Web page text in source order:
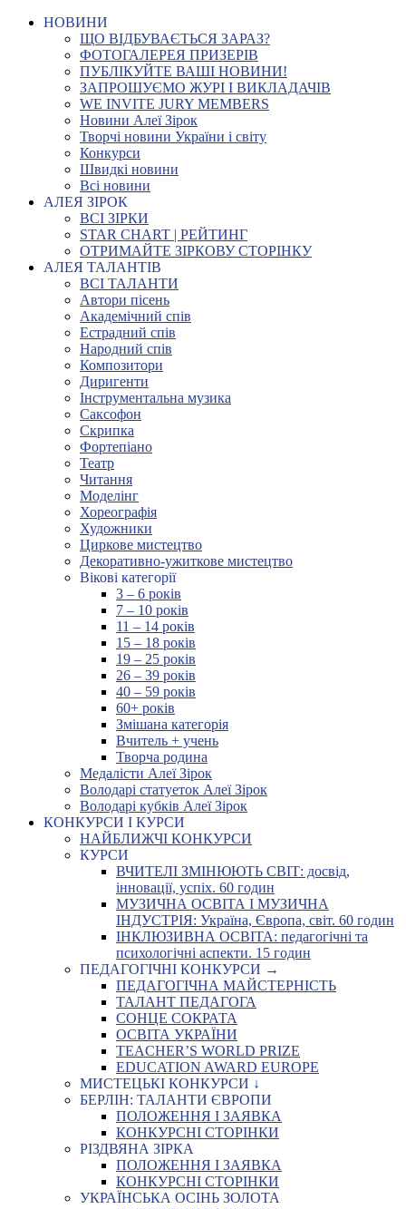
НОВИНИ
ЩО ВІДБУВАЄТЬСЯ ЗАРАЗ?
ФОТОГАЛЕРЕЯ ПРИЗЕРІВ
ПУБЛІКУЙТЕ ВАШІ НОВИНИ!
ЗАПРОШУЄМО ЖУРІ І ВИКЛАДАЧІВ
WE INVITE JURY MEMBERS
Новини Алеї Зірок
Творчі новини України і світу
Конкурси
Швидкі новини
Всі новини
АЛЕЯ ЗІРОК
ВСІ ЗІРКИ
STAR CHART | РЕЙТИНГ
ОТРИМАЙТЕ ЗІРКОВУ СТОРІНКУ
АЛЕЯ ТАЛАНТІВ
ВСІ ТАЛАНТИ
Автори пісень
Академічний спів
Естрадний спів
Народний спів
Композитори
Диригенти
Інструментальна музика
Саксофон
Скрипка
Фортепіано
Театр
Читання
Моделінг
Хореографія
Художники
Циркове мистецтво
Декоративно-ужиткове мистецтво
Вікові категорії
3 – 6 років
7 – 10 років
11 – 14 років
15 – 18 років
19 – 25 років
26 – 39 років
40 – 59 років
60+ років
Змішана категорія
Вчитель + учень
Творча родина
Медалісти Алеї Зірок
Володарі статуеток Алеї Зірок
Володарі кубків Алеї Зірок
КОНКУРСИ І КУРСИ
НАЙБЛИЖЧІ КОНКУРСИ
КУРСИ
ВЧИТЕЛІ ЗМІНЮЮТЬ СВІТ: досвід,
інновації, успіх. 60 годин
МУЗИЧНА ОСВІТА І МУЗИЧНА
ІНДУСТРІЯ: Україна, Європа, світ. 60 годин
ІНКЛЮЗИВНА ОСВІТА: педагогічні та
психологічні аспекти. 15 годин
ПЕДАГОГІЧНІ КОНКУРСИ →
ПЕДАГОГІЧНА МАЙСТЕРНІСТЬ
ТАЛАНТ ПЕДАГОГА
СОНЦЕ СОКРАТА
ОСВІТА УКРАЇНИ
TEACHER’S WORLD PRIZE
EDUCATION AWARD EUROPE
МИСТЕЦЬКІ КОНКУРСИ ↓
БЕРЛІН: ТАЛАНТИ ЄВРОПИ
ПОЛОЖЕННЯ І ЗАЯВКА
КОНКУРСНІ СТОРІНКИ
РІЗДВЯНА ЗІРКА
ПОЛОЖЕННЯ І ЗАЯВКА
КОНКУРСНІ СТОРІНКИ
УКРАЇНСЬКА ОСІНЬ ЗОЛОТА